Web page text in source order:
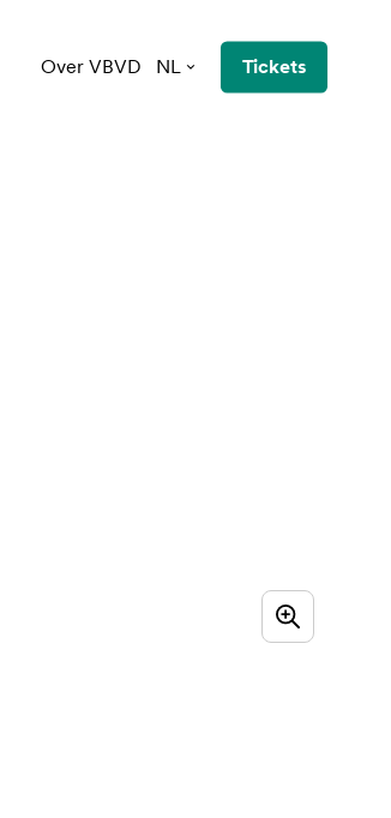
Over VBVD NL Tickets